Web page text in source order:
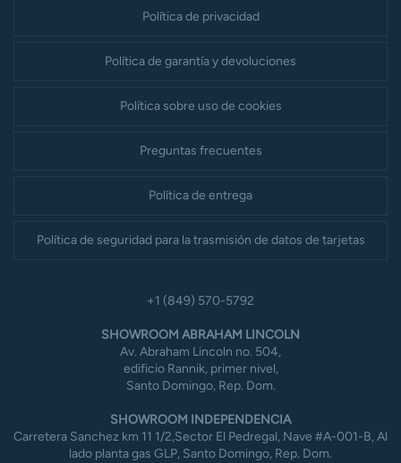
Política de privacidad
Política de garantía y devoluciones
Política sobre uso de cookies
Preguntas frecuentes
Política de entrega
Política de seguridad para la trasmisión de datos de tarjetas
+1 (849) 570-5792
SHOWROOM ABRAHAM LINCOLN
Av. Abraham Lincoln no. 504,
edificio Rannik, primer nivel,
Santo Domingo, Rep. Dom.
SHOWROOM INDEPENDENCIA
Carretera Sanchez km 11 1/2,Sector El Pedregal, Nave #A-001-B, Al
lado planta gas GLP, Santo Domingo, Rep. Dom.